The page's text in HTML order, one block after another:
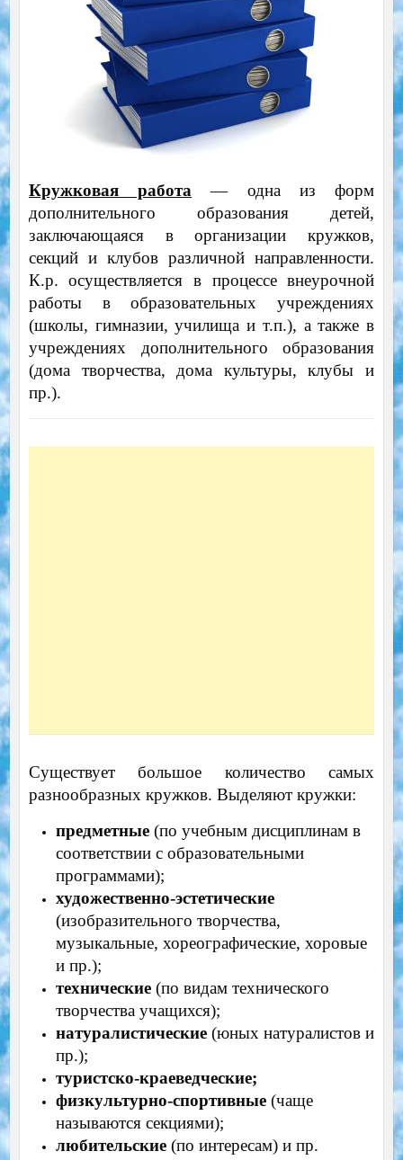
Кружковая работа — одна из форм
дополнительного образования детей,
заключающаяся в организации кружков,
секций и клубов различной направленности.
К.р. осуществляется в процессе внеурочной
работы в образовательных учреждениях
(школы, гимназии, училища и т.п.), а также в
учреждениях дополнительного образования
(дома творчества, дома культуры, клубы и
пр.).
Существует большое количество самых
разнообразных кружков. Выделяют кружки:
предметные(по учебным дисциплинам в
соответствии с образовательными
программами);
художественно-эстетические
(изобразительного творчества,
музыкальные, хореографические, хоровые
и пр.);
технические(по видам технического
творчества учащихся);
натуралистические(юных натуралистов и
пр.);
туристско-краеведческие;
физкультурно-спортивные(чаще
называются секциями);
любительские(по интересам) и пр.